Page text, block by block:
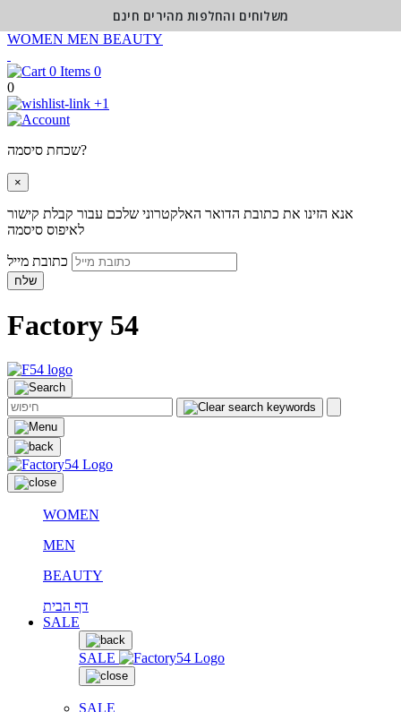
WOMEN MEN BEAUTY
0
0
+1
שכחת סיסמה?
×
אנא הזינו את כתובת הדואר האלקטרוני שלכם עבור קבלת קישור
לאיפוס סיסמה
שלח
Factory 54
WOMEN
MEN
BEAUTY
דף הבית
SALE
SALE
SALE
משלוחים והחלפות מהירים חינם